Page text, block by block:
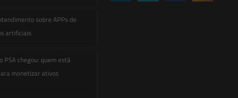
sobre APPs de
artificiais
PSA chegou: quem está
monetizar ativos